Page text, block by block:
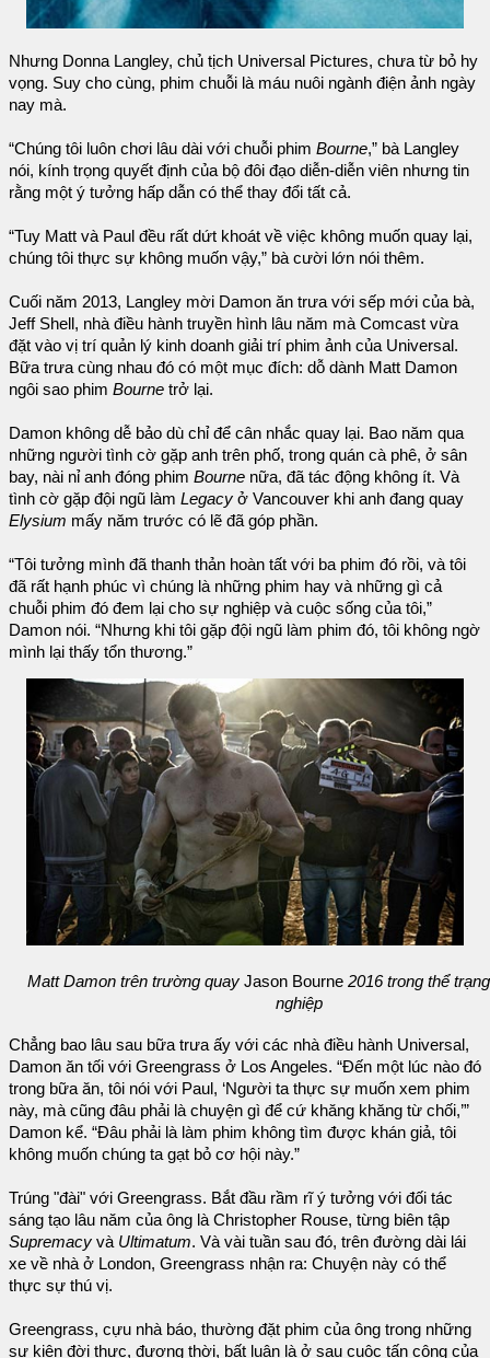
Nhưng Donna Langley, chủ tịch Universal Pictures, chưa từ bỏ hy
vọng. Suy cho cùng, phim chuỗi là máu nuôi ngành điện ảnh ngày
nay mà.
“Chúng tôi luôn chơi lâu dài với chuỗi phim Bourne,” bà Langley
nói, kính trọng quyết định của bộ đôi đạo diễn-diễn viên nhưng tin
rằng một ý tưởng hấp dẫn có thể thay đổi tất cả.
“Tuy Matt và Paul đều rất dứt khoát về việc không muốn quay lại,
chúng tôi thực sự không muốn vậy,” bà cười lớn nói thêm.
Cuối năm 2013, Langley mời Damon ăn trưa với sếp mới của bà,
Jeff Shell, nhà điều hành truyền hình lâu năm mà Comcast vừa
đặt vào vị trí quản lý kinh doanh giải trí phim ảnh của Universal.
Bữa trưa cùng nhau đó có một mục đích: dỗ dành Matt Damon
ngôi sao phim Bourne trở lại.
Damon không dễ bảo dù chỉ để cân nhắc quay lại. Bao năm qua
những người tình cờ gặp anh trên phố, trong quán cà phê, ở sân
bay, nài nỉ anh đóng phim Bourne nữa, đã tác động không ít. Và
tình cờ gặp đội ngũ làm Legacy ở Vancouver khi anh đang quay
Elysium mấy năm trước có lẽ đã góp phần.
“Tôi tưởng mình đã thanh thản hoàn tất với ba phim đó rồi, và tôi
đã rất hạnh phúc vì chúng là những phim hay và những gì cả
chuỗi phim đó đem lại cho sự nghiệp và cuộc sống của tôi,”
Damon nói. “Nhưng khi tôi gặp đội ngũ làm phim đó, tôi không ngờ
mình lại thấy tổn thương.”
Matt Damon trên trường quayJason Bourne 2016 trong thể
nghiệp
Chẳng bao lâu sau bữa trưa ấy với các nhà điều hành Universal,
Damon ăn tối với Greengrass ở Los Angeles. “Đến một lúc nào đó
trong bữa ăn, tôi nói với Paul, ‘Người ta thực sự muốn xem phim
này, mà cũng đâu phải là chuyện gì để cứ khăng khăng từ chối,’”
Damon kể. “Đâu phải là làm phim không tìm được khán giả, tôi
không muốn chúng ta gạt bỏ cơ hội này.”
Trúng "đài" với Greengrass. Bắt đầu rầm rĩ ý tưởng với đối tác
sáng tạo lâu năm của ông là Christopher Rouse, từng biên tập
Supremacy và Ultimatum. Và vài tuần sau đó, trên đường dài lái
xe về nhà ở London, Greengrass nhận ra: Chuyện này có thể
thực sự thú vị.
Greengrass, cựu nhà báo, thường đặt phim của ông trong những
sự kiện đời thực, đương thời, bất luận là ở sau cuộc tấn công của